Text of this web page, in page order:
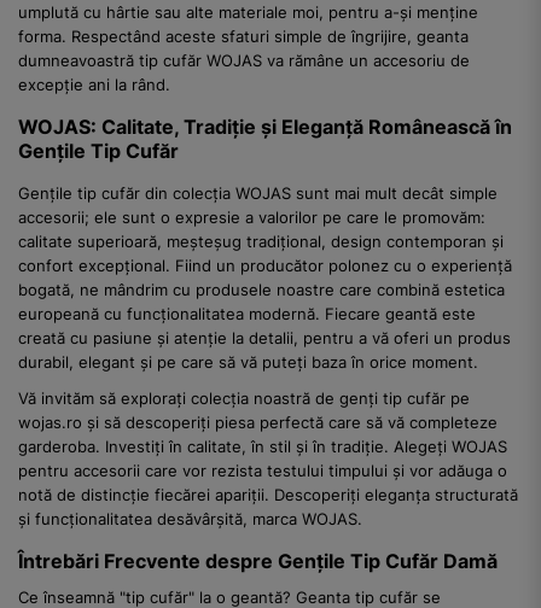
umplută cu hârtie sau alte materiale moi, pentru a-și menține
forma. Respectând aceste sfaturi simple de îngrijire, geanta
dumneavoastră tip cufăr WOJAS va rămâne un accesoriu de
excepție ani la rând.
WOJAS: Calitate, Tradiție și Eleganță Românească în
Gențile Tip Cufăr
Gențile tip cufăr din colecția WOJAS sunt mai mult decât simple
accesorii; ele sunt o expresie a valorilor pe care le promovăm:
calitate superioară, meșteșug tradițional, design contemporan și
confort excepțional. Fiind un producător polonez cu o experiență
bogată, ne mândrim cu produsele noastre care combină estetica
europeană cu funcționalitatea modernă. Fiecare geantă este
creată cu pasiune și atenție la detalii, pentru a vă oferi un produs
durabil, elegant și pe care să vă puteți baza în orice moment.
Vă invităm să explorați colecția noastră de genți tip cufăr pe
wojas.ro și să descoperiți piesa perfectă care să vă completeze
garderoba. Investiți în calitate, în stil și în tradiție. Alegeți WOJAS
pentru accesorii care vor rezista testului timpului și vor adăuga o
notă de distincție fiecărei apariții. Descoperiți eleganța structurată
și funcționalitatea desăvârșită, marca WOJAS.
Întrebări Frecvente despre Gențile Tip Cufăr Damă
Ce înseamnă "tip cufăr" la o geantă? Geanta tip cufăr se